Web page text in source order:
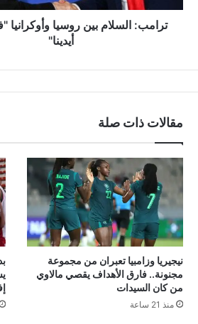
ترامب: السلام بين روسيا وأوكرانيا
أيدينا"
مقالات ذات صلة
نيجيريا وزامبيا تعبران من مجموعة
مجنونة.. فارق الأهداف يقصي مالاوي
من كان السيدات
منذ 21 ساعة